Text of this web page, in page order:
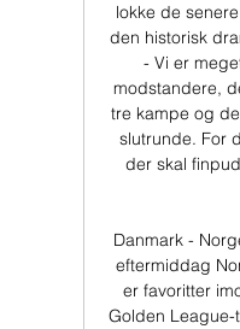
lokke de
den historisk
- Vi er
modstandere,
tre kampe og
slutrunde. For
der skal
Danmark -
eftermiddag
er favoritter
Golden